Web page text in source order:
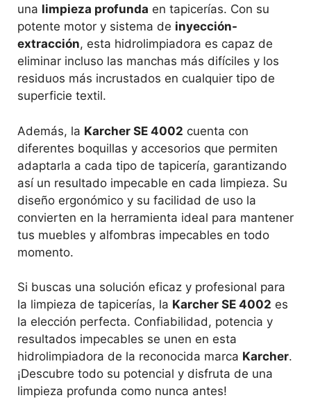
una limpieza profunda en tapicerías. Con su
potente motor y sistema de inyección-
extracción, esta hidrolimpiadora es capaz de
eliminar incluso las manchas más difíciles y los
residuos más incrustados en cualquier tipo de
superficie textil.
Además, la Karcher SE 4002 cuenta con
diferentes boquillas y accesorios que permiten
adaptarla a cada tipo de tapicería, garantizando
así un resultado impecable en cada limpieza. Su
diseño ergonómico y su facilidad de uso la
convierten en la herramienta ideal para mantener
tus muebles y alfombras impecables en todo
momento.
Si buscas una solución eficaz y profesional para
la limpieza de tapicerías, la Karcher SE 4002 es
la elección perfecta. Confiabilidad, potencia y
resultados impecables se unen en esta
hidrolimpiadora de la reconocida marca Karcher.
¡Descubre todo su potencial y disfruta de una
limpieza profunda como nunca antes!